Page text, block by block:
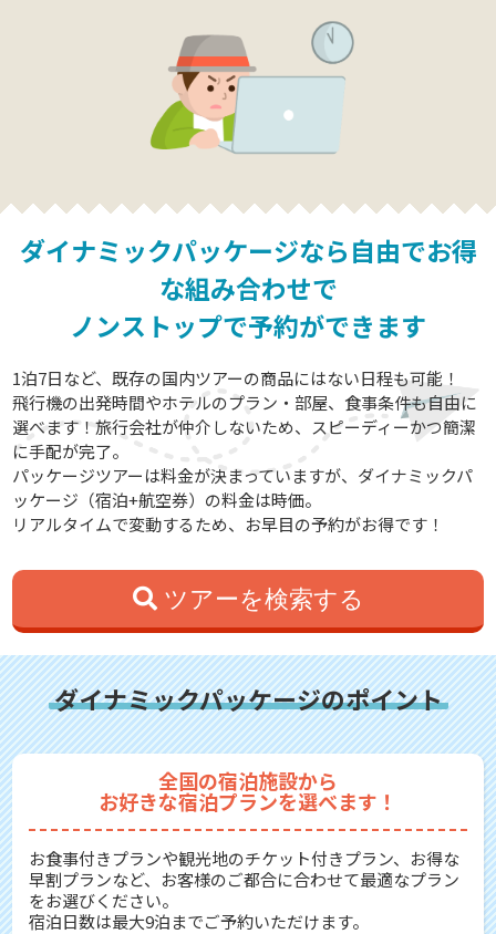
ダイナミックパッケージなら自由でお得
な組み合わせで
ノンストップで予約ができます
1泊7日など、既存の国内ツアーの商品にはない日程も可能！
飛行機の出発時間やホテルのプラン・部屋、食事条件も自由に
選べます！旅行会社が仲介しないため、スピーディーかつ簡潔
に手配が完了。
パッケージツアーは料金が決まっていますが、ダイナミックパ
ッケージ（宿泊+航空券）の料金は時価。
リアルタイムで変動するため、お早目の予約がお得です！
ツアーを検索する
ダイナミックパッケージのポイント
全国の宿泊施設から
お好きな宿泊プランを選べます！
お食事付きプランや観光地のチケット付きプラン、お得な
早割プランなど、お客様のご都合に合わせて最適なプラン
をお選びください。
宿泊日数は最大9泊までご予約いただけます。